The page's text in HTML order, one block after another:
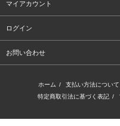
マイアカウント
ログイン
お問い合わせ
ホーム / 支払い方法について
特定商取引法に基づく表記 /